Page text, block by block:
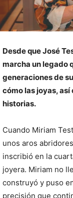
Desde que José
marcha un legado
generaciones de
cómo las joyas,
historias.
Cuando Miriam
unos aros
inscribió en la
joyera. Miriam no
construyó y puso
precisión que